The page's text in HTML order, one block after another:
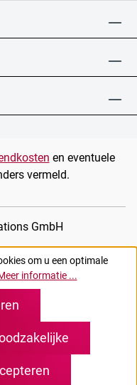
en eventuele
vermeld.
GmbH
om u een optimale
informatie ...